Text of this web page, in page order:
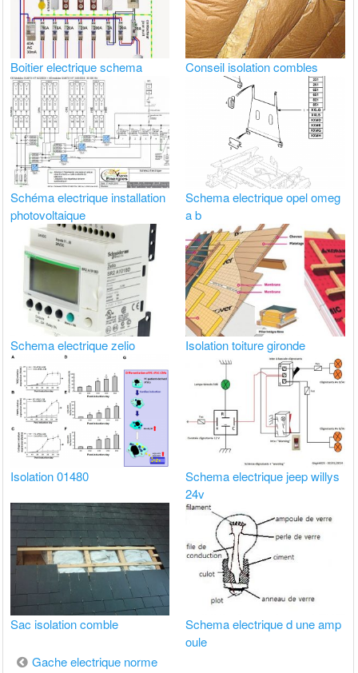
Boitier electrique schema Conseil isolation combles
Schéma electrique installation
photovoltaique
Schema electrique opel omeg
a b
Schema electrique zelio Isolation toiture gironde
Isolation 01480
Schema electrique jeep willys
24v
Sac isolation comble
Schema electrique d une amp
oule
Navigation
Gache electrique norme